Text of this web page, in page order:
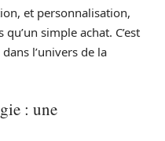
et personnalisation,
simple achat. C’est
l’univers de la
: une